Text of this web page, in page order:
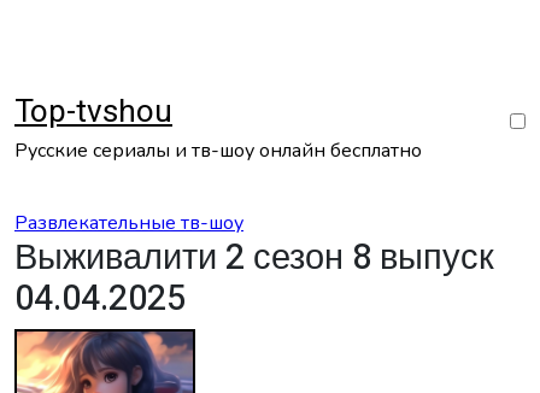
Top-tvshou
Русские сериалы и тв-шоу онлайн бесплатно
Развлекательные тв-шоу
Выживалити 2 сезон 8 выпуск
04.04.2025